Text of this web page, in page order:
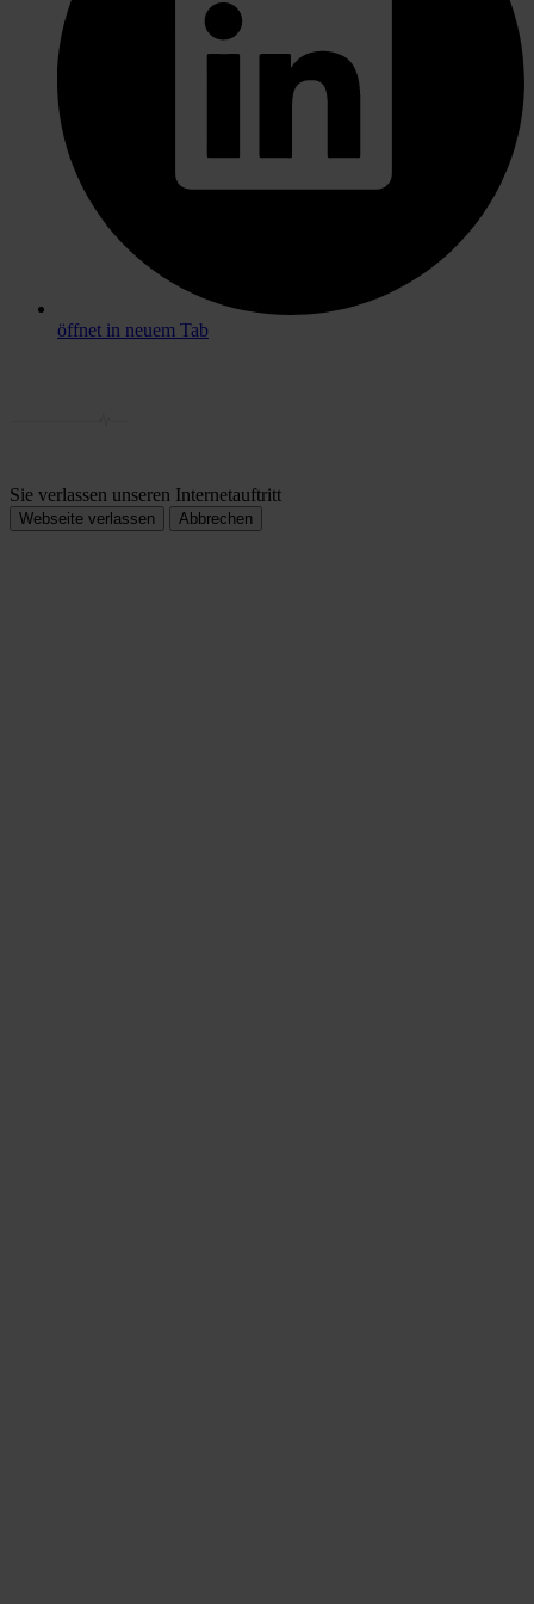
öffnet in neuem Tab
Sie verlassen unseren Internetauftritt
Webseite verlassen Abbrechen